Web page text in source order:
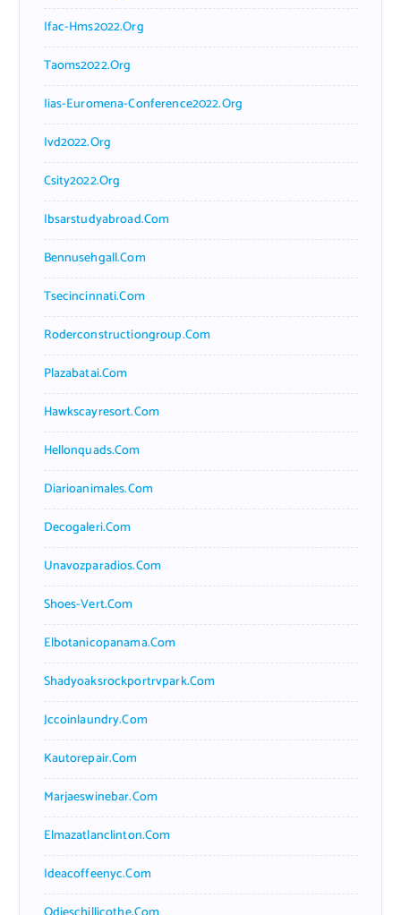
Ifac-Hms2022.org
Taoms2022.org
Iias-Euromena-Conference2022.org
Ivd2022.org
Csity2022.org
Ibsarstudyabroad.com
Bennusehgall.com
Tsecincinnati.com
Roderconstructiongroup.com
Plazabatai.com
Hawkscayresort.com
Hellonquads.com
Diarioanimales.com
Decogaleri.com
Unavozparadios.com
Shoes-Vert.com
Elbotanicopanama.com
Shadyoaksrockportrvpark.com
Jccoinlaundry.com
Kautorepair.com
Marjaeswinebar.com
Elmazatlanclinton.com
Ideacoffeenyc.com